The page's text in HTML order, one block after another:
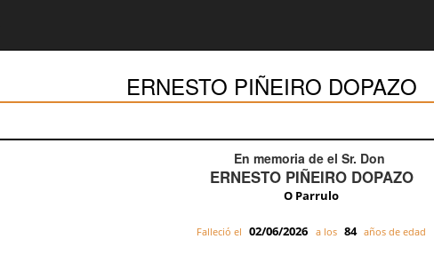
ERNESTO PIÑEIRO DOPAZO
En memoria de el Sr. Don
ERNESTO PIÑEIRO DOPAZO
O Parrulo
Falleció el 02/06/2026 a los 84 años de edad